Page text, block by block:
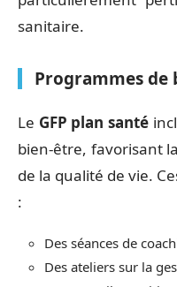
sanitaire.
Programmes de
Le GFP plan santé
bien-être, favorisant
de la qualité de vie.
:
Des séances de
Des ateliers sur la